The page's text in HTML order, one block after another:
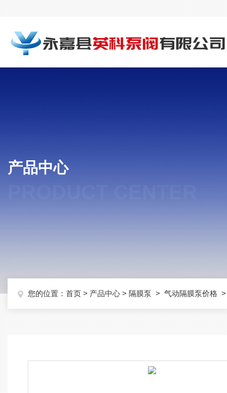
产品中心
您的位置： 首页 > 产品中心 > 隔膜泵 > 气动隔膜泵价格